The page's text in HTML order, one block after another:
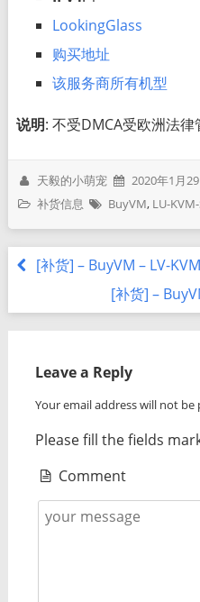
LookingGlass
购买地址
该服务商所有机型
说明: 不受DMCA受欧洲法
天毅的小萌宠 2020年1月
补货信息
BuyVM, LU-
[补货] – BuyVM – LV-
[补货] –
Leave a Reply
Your email address will not be
Please fill the fields
Comment